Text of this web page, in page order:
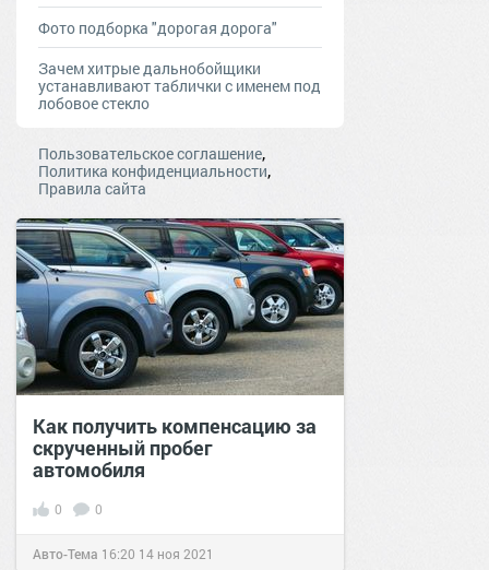
Фото подборка "дорогая дорога"
Зачем хитрые дальнобойщики
устанавливают таблички с именем под
лобовое стекло
Пользовательское соглашение,
Политика конфиденциальности,
Правила сайта
Как получить компенсацию за
скрученный пробег
автомобиля
0 0
Авто-Тема 16:20 14 ноя 2021